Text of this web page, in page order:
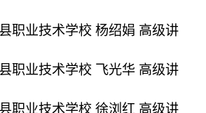
职业技术学校 杨绍娟 高级讲
职业技术学校 飞光华 高级讲
职业技术学校 徐浏红 高级讲